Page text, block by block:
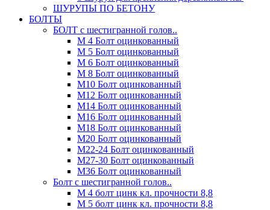
ШУРУПЫ ПО БЕТОНУ
БОЛТЫ
БОЛТ с шестигранной голов..
М 4 Болт оцинкованный
М 5 Болт оцинкованный
М 6 Болт оцинкованный
М 8 Болт оцинкованный
М10 Болт оцинкованный
М12 Болт оцинкованный
М14 Болт оцинкованный
М16 Болт оцинкованный
М18 Болт оцинкованный
М20 Болт оцинкованный
М22-24 Болт оцинкованный
М27-30 Болт оцинкованный
М36 Болт оцинкованный
Болт с шестигранной голов..
М 4 болт цинк кл. прочности 8,8
М 5 болт цинк кл. прочности 8,8